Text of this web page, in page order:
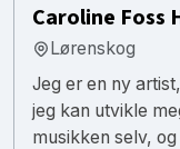
Caroline Foss
Lørenskog
Jeg er en ny
jeg kan utvikle
musikken selv,